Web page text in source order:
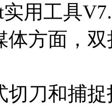
实用工具
体方面，
切刀和捕